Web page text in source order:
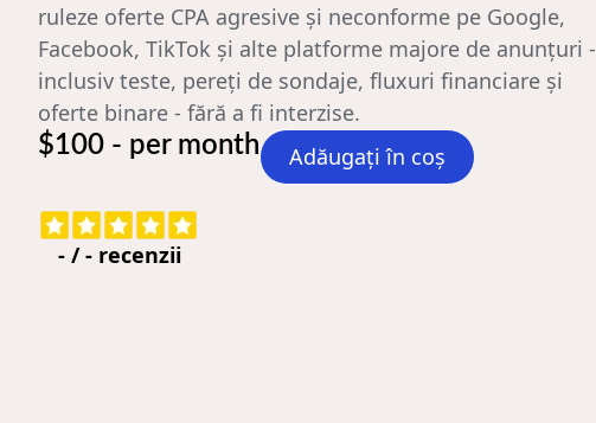
ruleze oferte CPA agresive și neconforme pe Google,
Facebook, TikTok și alte platforme majore de anunțuri -
inclusiv teste, pereți de sondaje, fluxuri financiare și
oferte binare - fără a fi interzise.
$100 - per month
Adăugați în coș
-/-recenzii